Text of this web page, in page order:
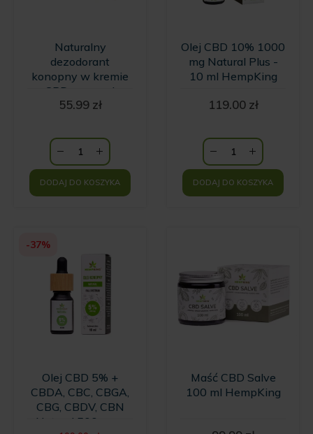
Naturalny
dezodorant
konopny w kremie
z CBD o zapachu
wanilii i kwiatów
HempKing
55.99 zł
DODAJ DO KOSZYKA
Olej CBD 10% 1000
mg Natural Plus -
10 ml HempKing
119.00 zł
DODAJ DO KOSZYKA
-37%
Olej CBD 5% +
CBDA, CBC, CBGA,
CBG, CBDV, CBN
Natural 500 mg -
Maść CBD Salve
100 ml HempKing